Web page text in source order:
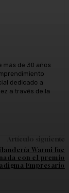
más de 30 años
dedicado a
a través de la
Warmi fue
con el premio
Empresario